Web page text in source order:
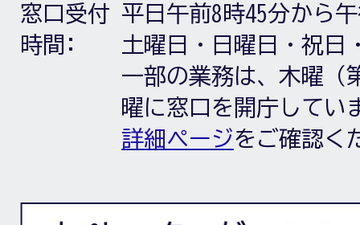
窓口受付
時間:
平日午前8時45分から
土曜日・日曜日・祝日
一部の業務は、木曜（
曜に窓口を開庁してい
詳細ページをご確認く